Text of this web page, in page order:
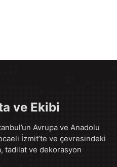
ve Ekibi
Avrupa ve Anadolu
İzmit’te ve çevresindeki
tadilat ve dekorasyon